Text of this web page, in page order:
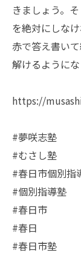
きましょう。
を絶対にしな
赤で答え書い
解けるように
https://
#夢咲志塾
#むさし塾
#春日市個別指
#個別指導塾
#春日市
#春日
#春日市塾